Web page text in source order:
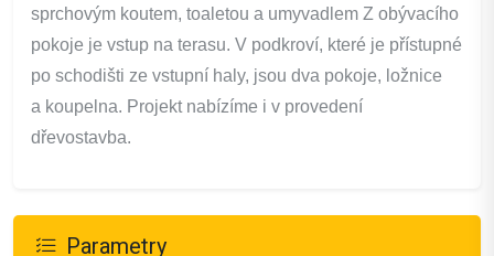
sprchovým koutem, toaletou a umyvadlem Z obývacího
pokoje je vstup na terasu. V podkroví, které je přístupné
po schodišti ze vstupní haly, jsou dva pokoje, ložnice
a koupelna. Projekt nabízíme i v provedení
dřevostavba.
Parametry